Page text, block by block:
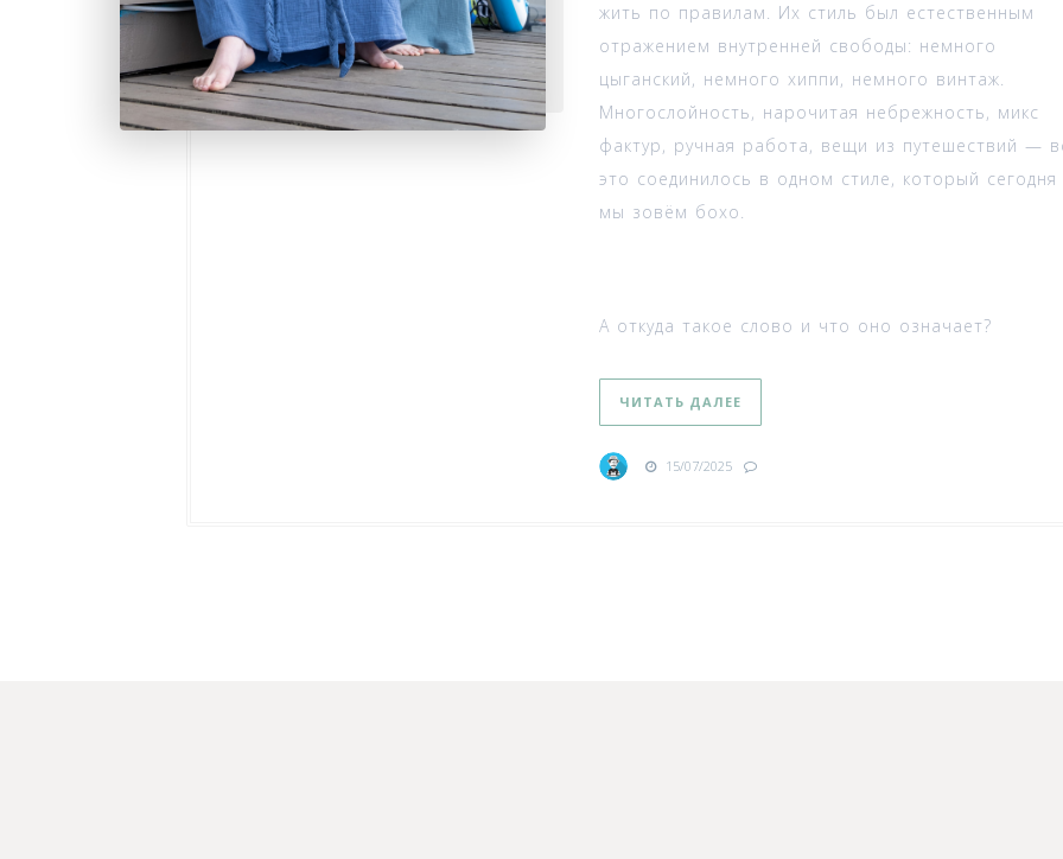
жить по правилам. Их стиль был естественным
отражением внутренней свободы: немного
цыганский, немного хиппи, немного винтаж.
Многослойность, нарочитая небрежность, микс
фактур, ручная работа, вещи из путешествий —
это соединилось в одном стиле, который сегодня
мы зовём бохо.
А откуда такое слово и что оно означает?
ЧИТАТЬ ДАЛЕЕ
15/07/2025